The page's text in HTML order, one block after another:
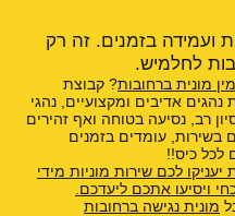
ועמידה בזמנים. זה רק
לחלמיש.
מונית ברחובות? קבוצת
נהגים אדיבים ומקצועיים, נהגי
רב, נסיעה בטוחה ואף זהירים
בשירות, עומדים בזמנים
לכל כיס!!
יעניקו לכם שירות מוניות מידי
ויסיעו אתכם ליעדכם.
מונית נגישה ברחובות